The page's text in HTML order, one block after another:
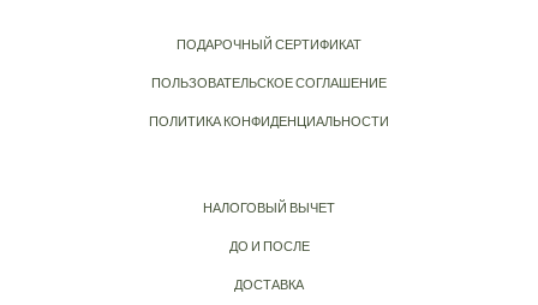
ПОДАРОЧНЫЙ СЕРТИФИКАТ
ПОЛЬЗОВАТЕЛЬСКОЕ СОГЛАШЕНИЕ
ПОЛИТИКА КОНФИДЕНЦИАЛЬНОСТИ
НАЛОГОВЫЙ ВЫЧЕТ
ДО И ПОСЛЕ
ДОСТАВКА